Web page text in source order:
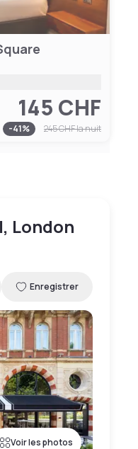
145 CHF
-41% 245 CHFla nuit
London
Enregistrer
Voir les photos